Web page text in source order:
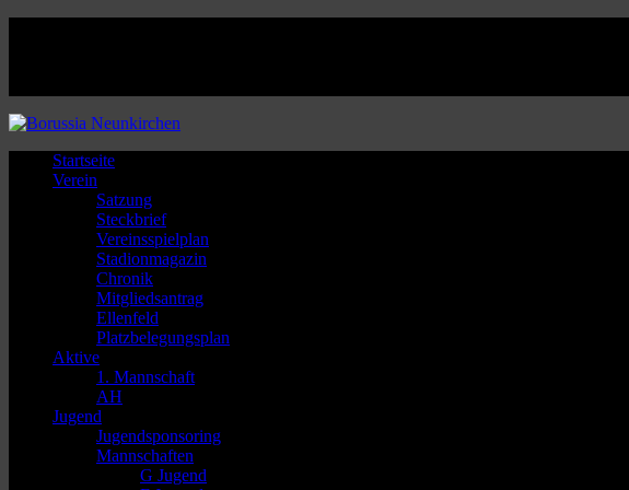
Startseite
Verein
Satzung
Steckbrief
Vereinsspielplan
Stadionmagazin
Chronik
Mitgliedsantrag
Ellenfeld
Platzbelegungsplan
Aktive
1. Mannschaft
AH
Jugend
Jugendsponsoring
Mannschaften
G Jugend